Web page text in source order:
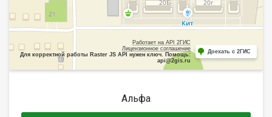
Работает на API 2ГИС
Лицензионное соглашение
Для корректной работы Raster JS API нужен ключ. Помощь:
api@2gis.ru
Доехать с 2ГИС
Альфа